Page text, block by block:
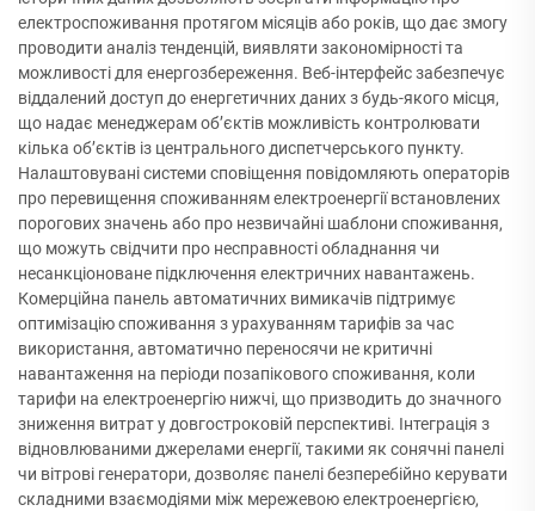
електроспоживання протягом місяців або років, що дає змогу
проводити аналіз тенденцій, виявляти закономірності та
можливості для енергозбереження. Веб-інтерфейс забезпечує
віддалений доступ до енергетичних даних з будь-якого місця,
що надає менеджерам об’єктів можливість контролювати
кілька об’єктів із центрального диспетчерського пункту.
Налаштовувані системи сповіщення повідомляють операторів
про перевищення споживанням електроенергії встановлених
порогових значень або про незвичайні шаблони споживання,
що можуть свідчити про несправності обладнання чи
несанкціоноване підключення електричних навантажень.
Комерційна панель автоматичних вимикачів підтримує
оптимізацію споживання з урахуванням тарифів за час
використання, автоматично переносячи не критичні
навантаження на періоди позапікового споживання, коли
тарифи на електроенергію нижчі, що призводить до значного
зниження витрат у довгостроковій перспективі. Інтеграція з
відновлюваними джерелами енергії, такими як сонячні панелі
чи вітрові генератори, дозволяє панелі безперебійно керувати
складними взаємодіями між мережевою електроенергією,